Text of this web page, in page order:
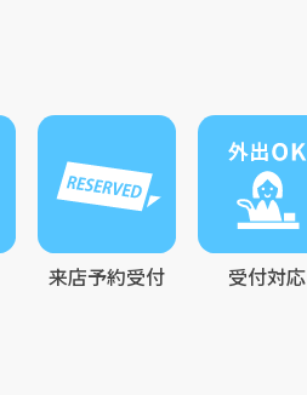
来店予約受付 受付対応